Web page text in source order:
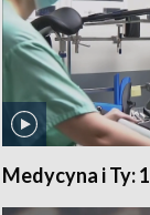
Medycyna i Ty: